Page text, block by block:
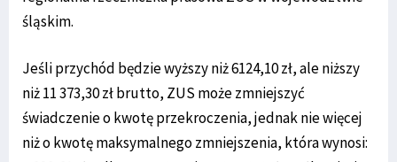
śląskim.
Jeśli przychód będzie wyższy niż 6124,10 zł, ale niższy
niż 11 373,30 zł brutto, ZUS może zmniejszyć
świadczenie o kwotę przekroczenia, jednak nie więcej
niż o kwotę maksymalnego zmniejszenia, która wynosi: